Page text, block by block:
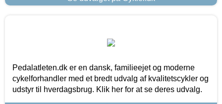
Pedalatleten.dk er en dansk, familieejet og moderne
cykelforhandler med et bredt udvalg af kvalitetscykler og
udstyr til hverdagsbrug. Klik her for at se deres udvalg.